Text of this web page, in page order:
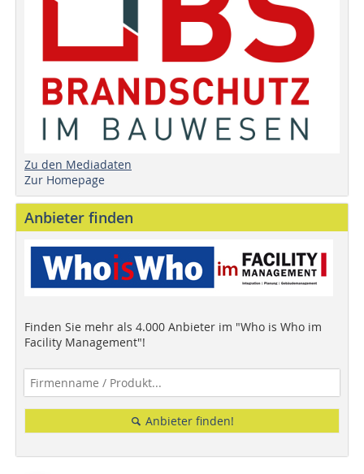
Zu den Mediadaten
Zur Homepage
Anbieter finden
Finden Sie mehr als 4.000 Anbieter im "Who is Who im
Facility Management"!
Anbieter finden!